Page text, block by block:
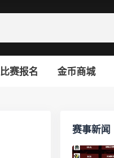
比赛报名 金币商城
赛事新闻